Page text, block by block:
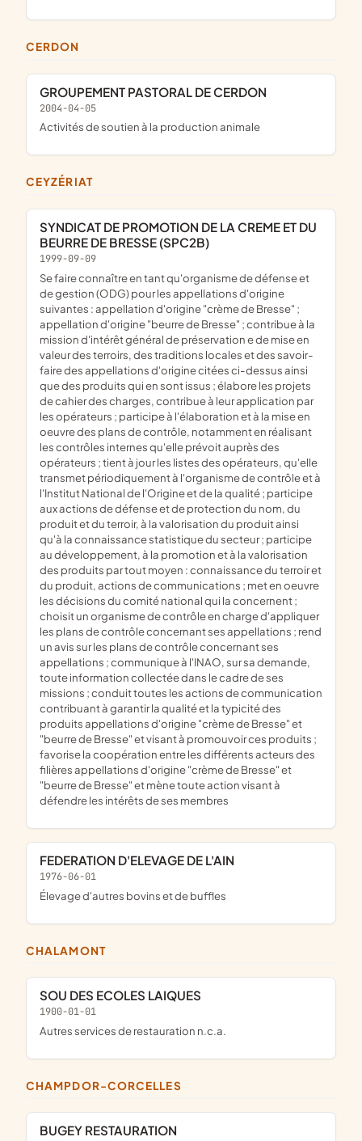
CERDON
GROUPEMENT PASTORAL DE CERDON
2004-04-05
Activités de soutien à la production animale
CEYZÉRIAT
SYNDICAT DE PROMOTION DE LA CREME ET DU
BEURRE DE BRESSE (SPC2B)
1999-09-09
se faire connaître en tant qu'organisme de défense et
de gestion (ODG) pour les appellations d'origine
suivantes : appellation d'origine "crème de Bresse" ;
appellation d'origine "beurre de Bresse" ; contribue à la
mission d'intérêt général de préservation e de mise en
valeur des terroirs, des traditions locales et des savoir-
faire des appellations d'origine citées ci-dessus ainsi
que des produits qui en sont issus ; élabore les projets
de cahier des charges, contribue à leur application par
les opérateurs ; participe à l'élaboration et à la mise en
oeuvre des plans de contrôle, notamment en réalisant
les contrôles internes qu'elle prévoit auprès des
opérateurs ; tient à jour les listes des opérateurs, qu'elle
transmet périodiquement à l'organisme de contrôle et à
l'Institut National de l'Origine et de la qualité ; participe
aux actions de défense et de protection du nom, du
produit et du terroir, à la valorisation du produit ainsi
qu'à la connaissance statistique du secteur ; participe
au développement, à la promotion et à la valorisation
des produits par tout moyen : connaissance du terroir et
du produit, actions de communications ; met en oeuvre
les décisions du comité national qui la concernent ;
choisit un organisme de contrôle en charge d'appliquer
les plans de contrôle concernant ses appellations ; rend
un avis sur les plans de contrôle concernant ses
appellations ; communique à l'INAO, sur sa demande,
toute information collectée dans le cadre de ses
missions ; conduit toutes les actions de communication
contribuant à garantir la qualité et la typicité des
produits appellations d'origine "crème de Bresse" et
"beurre de Bresse" et visant à promouvoir ces produits ;
favorise la coopération entre les différents acteurs des
filières appellations d'origine "crème de Bresse" et
"beurre de Bresse" et mène toute action visant à
défendre les intérêts de ses membres
FEDERATION D'ELEVAGE DE L'AIN
1976-06-01
Élevage d'autres bovins et de buffles
CHALAMONT
SOU DES ECOLES LAIQUES
1900-01-01
Autres services de restauration n.c.a.
CHAMPDOR-CORCELLES
BUGEY RESTAURATION